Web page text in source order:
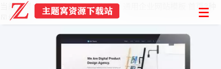
当前位置： 首页 Html模板
通用企业网站模板 首页3种
风格